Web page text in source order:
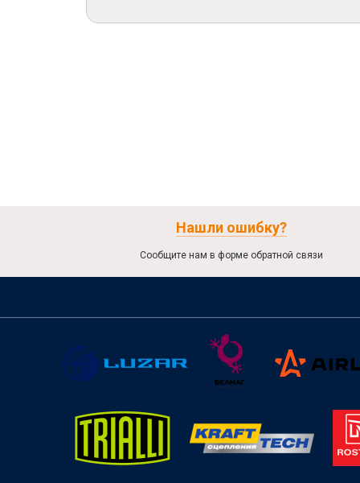
Нашли ошибку?
Сообщите нам в форме обратной связи